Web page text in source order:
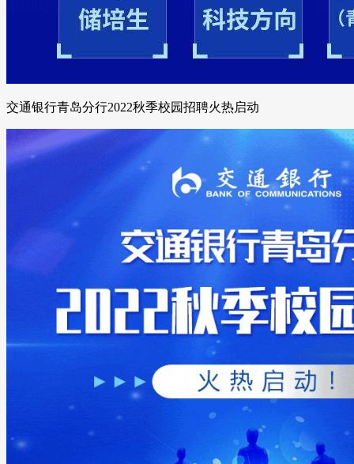
交通银行青岛分行2022秋季校园招聘火热启动